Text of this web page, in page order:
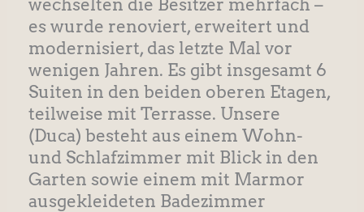
wechselten die Besitzer mehrfach –
es wurde renoviert, erweitert und
modernisiert, das letzte Mal vor
wenigen Jahren. Es gibt insgesamt 6
Suiten in den beiden oberen Etagen,
teilweise mit Terrasse. Unsere
(Duca) besteht aus einem Wohn-
und Schlafzimmer mit Blick in den
Garten sowie einem mit Marmor
ausgekleideten Badezimmer